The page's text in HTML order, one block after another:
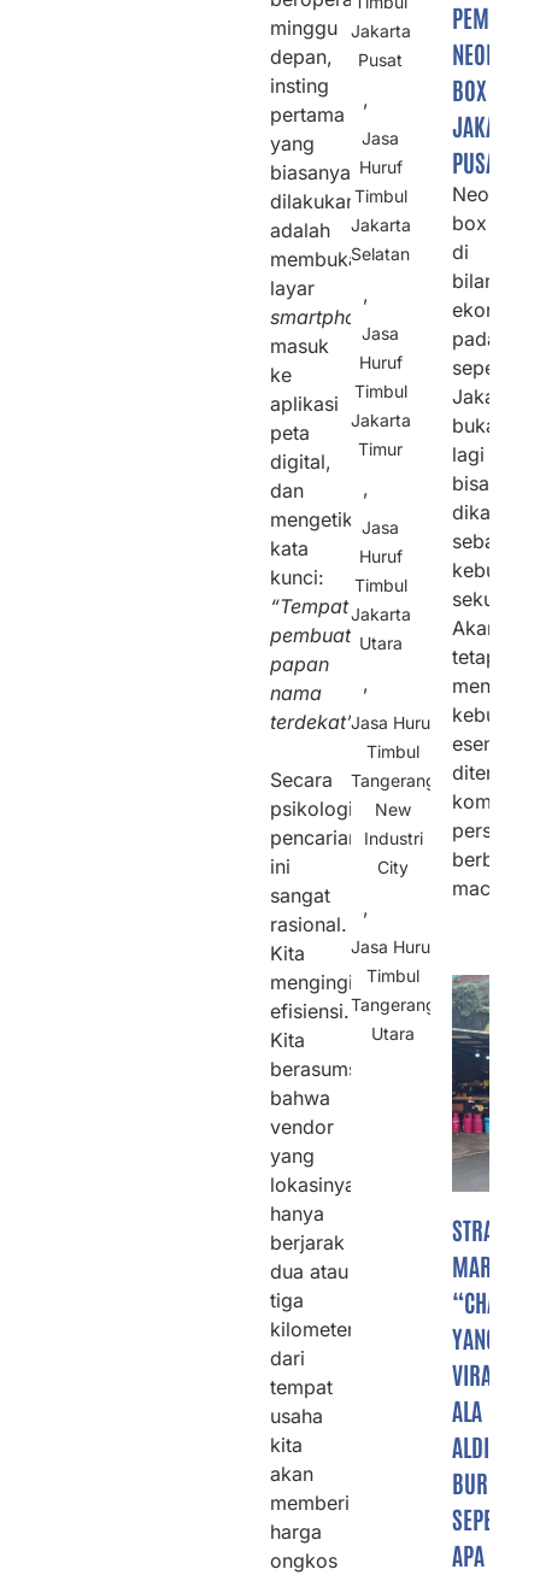
minggu
depan,
insting
pertama
yang
biasanya
dilakukan
adalah
membuka
layar
smartphone
masuk
ke
aplikasi
peta
digital,
dan
mengetikkan
kata
kunci:
“Tempat
pembuatan
papan
nama
terdekat”.
Secara
psikologis,
pencarian
ini
sangat
rasional.
Kita
menginginkan
efisiensi.
Kita
berasumsi
bahwa
vendor
yang
lokasinya
hanya
berjarak
dua atau
tiga
kilometer
dari
tempat
usaha
kita
akan
memberikan
harga
ongkos
Jakarta
Pusat
,
Jasa
Huruf
Timbul
Jakarta
Selatan
,
Jasa
Huruf
Timbul
Jakarta
Timur
,
Jasa
Huruf
Timbul
Jakarta
Utara
,
Jasa Huruf
Timbul
Tangerang
New
Industri
City
,
Jasa Huruf
Timbul
Tangerang
Utara
NEON
BOX
JAKARTA
PUSAT
Neon
box
di
bilangan
ekonomi
padat
seperti
Jakarta,
bukan
lagi
bisa
dikatakan
sebagai
sekunder.
Akan
tetapi
menjadi
esensial
ditengah
kompetisi
berbagai
macam
STRATEGI
“CHAOS”
YANG
VIRAL
ALA
ALDI’S
BURGER,
SEPERTI
APA